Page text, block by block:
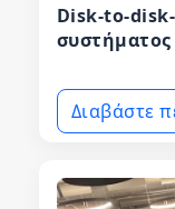
Disk-to-
Διαβάστε